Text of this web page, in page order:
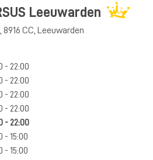
Leeuwarden
8916 CC Leeuwarden
- 22:00
- 22:00
- 22:00
- 22:00
- 22:00
- 15:00
- 15:00